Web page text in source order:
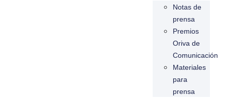
Notas de
prensa
Premios
Oriva de
Comunicación
Materiales
para
prensa